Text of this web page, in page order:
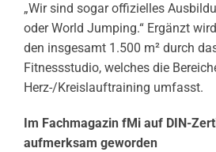
„Wir sind sogar offizielles
oder World Jumping.“ Ergänzt
den insgesamt 1.500 m² durch
Fitnessstudio, welches die
Herz-/Kreislauftraining umfasst.
Im Fachmagazin fMi auf DIN-
aufmerksam geworden